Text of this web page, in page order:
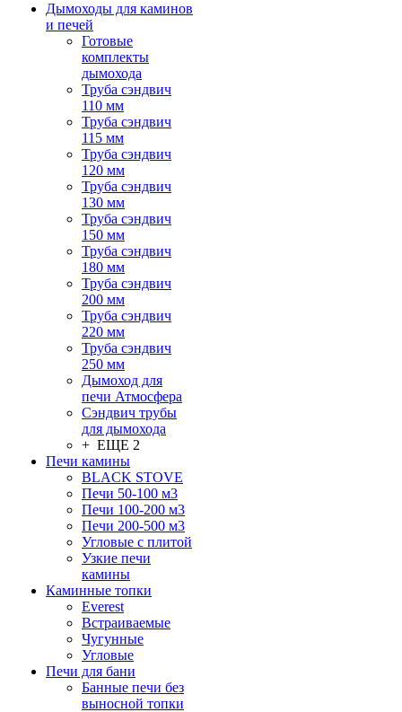
Дымоходы для каминов
и печей
Готовые
комплекты
дымохода
Труба сэндвич
110 мм
Труба сэндвич
115 мм
Труба сэндвич
120 мм
Труба сэндвич
130 мм
Труба сэндвич
150 мм
Труба сэндвич
180 мм
Труба сэндвич
200 мм
Труба сэндвич
220 мм
Труба сэндвич
250 мм
Дымоход для
печи Атмосфера
Сэндвич трубы
для дымохода
+ ЕЩЕ 2
Печи камины
BLACK STOVE
Печи 50-100 м3
Печи 100-200 м3
Печи 200-500 м3
Угловые с плитой
Узкие печи
камины
Каминные топки
Everest
Встраиваемые
Чугунные
Угловые
Печи для бани
Банные печи без
выносной топки